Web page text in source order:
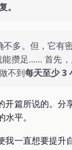
。
不多。但，它有
攒足…… 首先
不到每天至少 3
篇所说的。
平。
一直想要提